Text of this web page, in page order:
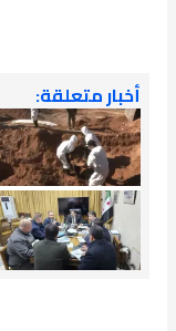
أخبار متعلقة: